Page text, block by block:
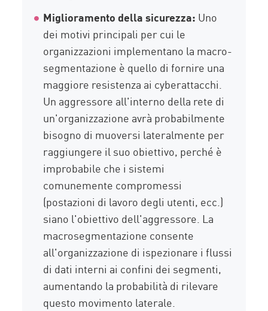
Miglioramento della sicurezza: Uno
dei motivi principali per cui le
organizzazioni implementano la macro-
segmentazione è quello di fornire una
maggiore resistenza ai cyberattacchi.
Un aggressore all'interno della rete di
un'organizzazione avrà probabilmente
bisogno di muoversi lateralmente per
raggiungere il suo obiettivo, perché è
improbabile che i sistemi
comunemente compromessi
(postazioni di lavoro degli utenti, ecc.)
siano l'obiettivo dell'aggressore. La
macrosegmentazione consente
all'organizzazione di ispezionare i flussi
di dati interni ai confini dei segmenti,
aumentando la probabilità di rilevare
questo movimento laterale.